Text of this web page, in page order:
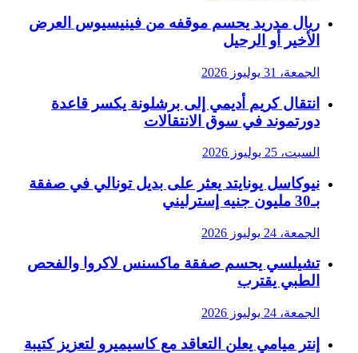
ريال مدريد يحسم موقفه من فينيسيوس العرض
الأخير أو الرحيل
الجمعة، 31 يوليوز 2026
انتقال كريم أديمي إلى برشلونة يكسر قاعدة
دورتموند في سوق الانتقالات
السبت، 25 يوليوز 2026
نيوكاسل يونايتد يعثر على بديل تونالي في صفقة
بـ30 مليون جنيه إسترليني
الجمعة، 24 يوليوز 2026
تشيلسي يحسم صفقة ماكسنس لاكروا والفحص
الطبي يقترب
الجمعة، 24 يوليوز 2026
إنتر ميامي يعلن التعاقد مع كاسيميرو لتعزيز كتيبة